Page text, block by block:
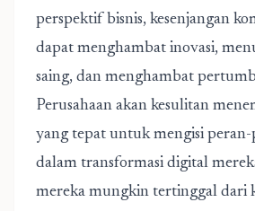
perspektif bisnis, kesenjangan
dapat menghambat inovasi,
saing, dan menghambat
Perusahaan akan kesulitan
yang tepat untuk mengisi
dalam transformasi digital
mereka mungkin tertinggal dari